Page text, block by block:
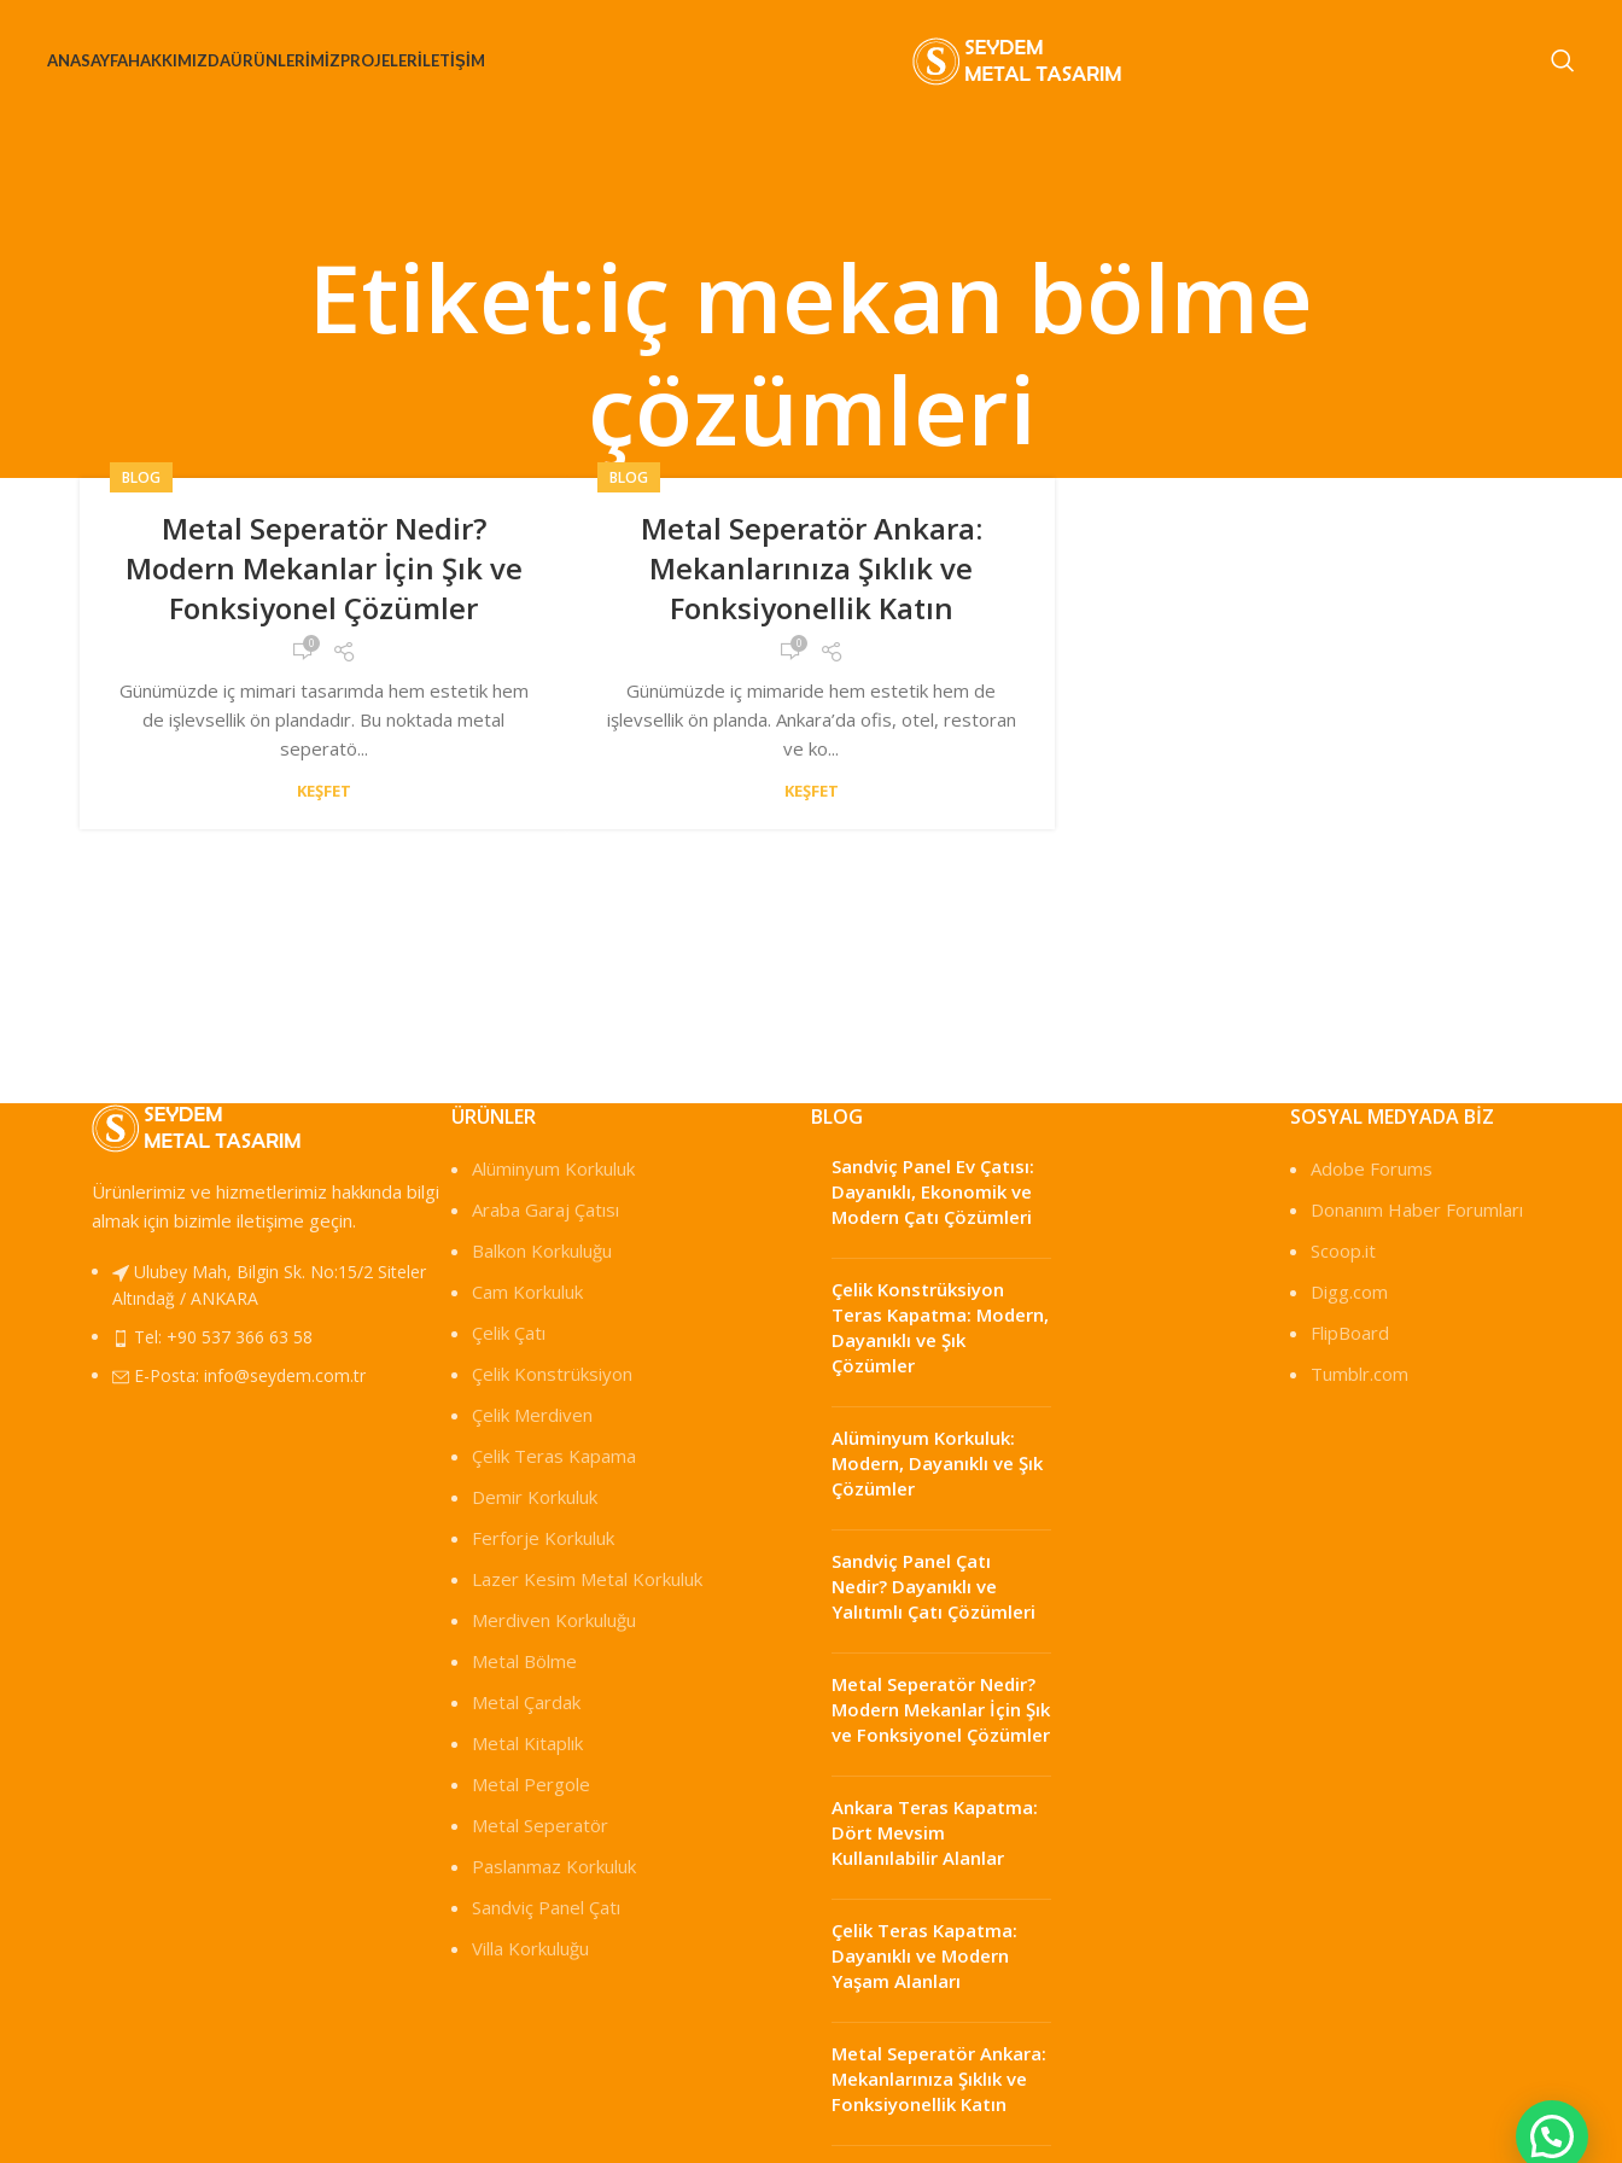
ANASAYFAHAKKIMIZDAÜRÜNLERIMIZPROJELERİLETIŞIM
Etiket:iç mekan bölme
çözümleri
BLOG
Metal Seperatör Nedir?
Modern Mekanlar İçin Şık ve
Fonksiyonel Çözümler
0
Günümüzde iç mimari tasarımda hem estetik hem
de işlevsellik ön plandadır. Bu noktada metal
seperatö...
KEŞFET
BLOG
Metal Seperatör Ankara:
Mekanlarınıza Şıklık ve
Fonksiyonellik Katın
0
Günümüzde iç mimaride hem estetik hem de
işlevsellik ön planda. Ankara’da ofis, otel, restoran
ve ko...
KEŞFET
Ürünlerimiz ve hizmetlerimiz hakkında bilgi
almak için bizimle iletişime geçin.
Ulubey Mah, Bilgin Sk. No:15/2 Siteler
Altındağ / ANKARA
Tel: +90 537 366 63 58
E-Posta: info@seydem.com.tr
ÜRÜNLER
Alüminyum Korkuluk
Araba Garaj Çatısı
Balkon Korkuluğu
Cam Korkuluk
Çelik Çatı
Çelik Konstrüksiyon
Çelik Merdiven
Çelik Teras Kapama
Demir Korkuluk
Ferforje Korkuluk
Lazer Kesim Metal Korkuluk
Merdiven Korkuluğu
Metal Bölme
Metal Çardak
Metal Kitaplık
Metal Pergole
Metal Seperatör
Paslanmaz Korkuluk
Sandviç Panel Çatı
Villa Korkuluğu
BLOG
Sandviç Panel Ev Çatısı:
Dayanıklı, Ekonomik ve
Modern Çatı Çözümleri
Çelik Konstrüksiyon
Teras Kapatma: Modern,
Dayanıklı ve Şık
Çözümler
Alüminyum Korkuluk:
Modern, Dayanıklı ve Şık
Çözümler
Sandviç Panel Çatı
Nedir? Dayanıklı ve
Yalıtımlı Çatı Çözümleri
Metal Seperatör Nedir?
Modern Mekanlar İçin Şık
ve Fonksiyonel Çözümler
Ankara Teras Kapatma:
Dört Mevsim
Kullanılabilir Alanlar
Çelik Teras Kapatma:
Dayanıklı ve Modern
Yaşam Alanları
Metal Seperatör Ankara:
Mekanlarınıza Şıklık ve
Fonksiyonellik Katın
SOSYAL MEDYADA BIZ
Adobe Forums
Donanım Haber Forumları
Scoop.it
Digg.com
FlipBoard
Tumblr.com